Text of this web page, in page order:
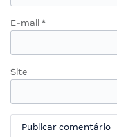
E-mail *
Site